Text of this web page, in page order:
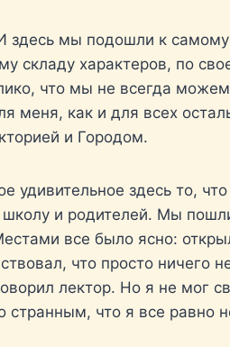
мы подошли к самому
складу характеров, по
что мы не всегда
меня, как и для всех
и Городом.
здесь то,
школу и родителей. Мы
все было ясно:
что просто ничего
лектор. Но я не мог
странным, что я все равно